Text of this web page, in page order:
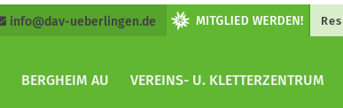
info@dav-ueberlingen.de
BERGHEIM AU VEREINS- U. KLETTERZENTRUM